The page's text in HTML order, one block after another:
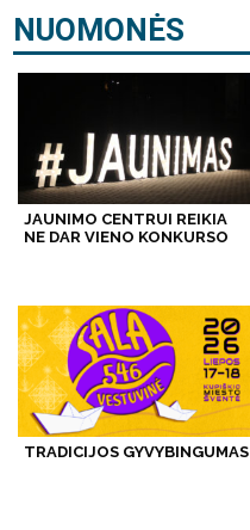
NUOMONĖS
JAUNIMO CENTRUI REIKIA
NE DAR VIENO KONKURSO
TRADICIJOS GYVYBINGUMAS